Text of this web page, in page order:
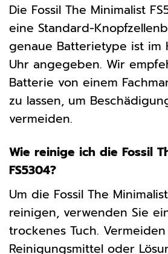
Die Fossil The Minimalist
eine Standard-
genaue Batterietype ist im
Uhr angegeben. Wir
Batterie von einem
zu lassen, um
vermeiden.
Wie reinige ich die Fossil
FS5304?
Um die Fossil The
reinigen, verwenden Sie
trockenes Tuch.
Reinigungsmittel oder